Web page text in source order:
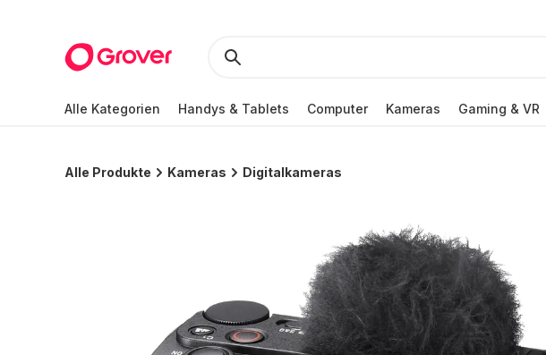
Alle Kategorien Handys & Tablets Computer Kameras Gaming & VR
Alle Produkte Kameras Digitalkameras